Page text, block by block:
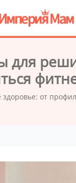
для
здоровье: от